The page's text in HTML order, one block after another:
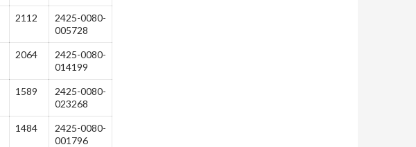
2112
2425-0080-
005728
2064
2425-0080-
014199
1589
2425-0080-
023268
1484
2425-0080-
001796